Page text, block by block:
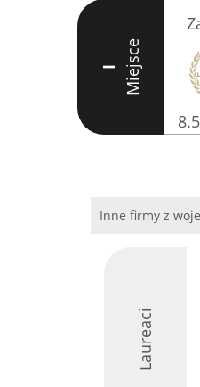
I Miejsce
8.5
Inne firmy z
Laureaci